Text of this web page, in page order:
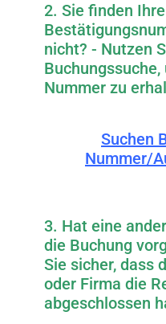
2. Sie finden Ihre
nicht? - Nutzen
Nummer zu
Suchen
Nummer/
3. Hat eine
die Buchung
Sie sicher, dass
oder Firma die
abgeschlossen